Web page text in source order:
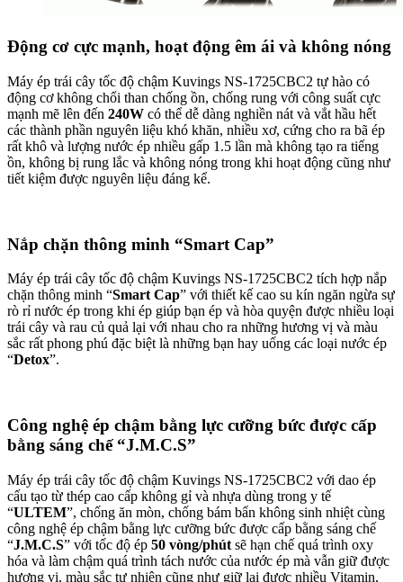
miệng máy ép nguyên trái lẫy tự động thông minh 2 trong 1 thế hệ
mới “O Type Flap Gate” với 2 miệng ép trong 1 (miệng ép nguyên
trái củ quả và miệng ép rau) được cấp bằng sáng chế với đường
kính 82mm ép cả quả mà không cần phải cắt lát và dùng sức để đẩy
trái cây giúp bạn tiết kiệm 50% thời gian chuẩn bị nguyên liệu cũng
như hạn chế mất chất dinh dưỡng của hoa quả khi bị cắt bổ. Ngoài
ra, bảng điều khiển thiết kế một nút nhấn đơn giản và dễ dàng sử
dụng với chức năng : tắt, mở và đảo ngược (khi nguyên liệu bị kẹt)
đáp ứng những ly nước ép hoa quả với hương vị đa dạng và phong
phú cho gia đình bạn.